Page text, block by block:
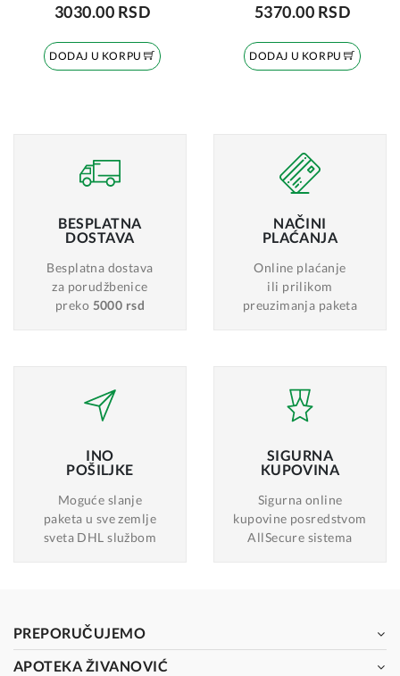
3030.00 RSD
DODAJ U KORPU
5370.00 RSD
DODAJ U KORPU
BESPLATNA
DOSTAVA
Besplatna dostava
za porudžbenice
preko 5000 rsd
NAČINI
PLAĆANJA
Online plaćanje
ili prilikom
preuzimanja paketa
INO
POŠILJKE
Moguće slanje
paketa u sve zemlje
sveta DHL službom
SIGURNA
KUPOVINA
Sigurna online
kupovine posredstvom
AllSecure sistema
PREPORUČUJEMO
APOTEKA ŽIVANOVIĆ